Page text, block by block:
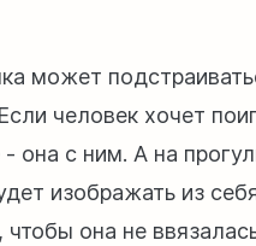
может
человек хочет
она с ним. А на
изображать из
она не